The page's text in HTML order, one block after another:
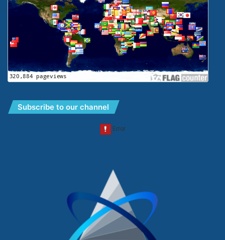
Subscribe to our channel